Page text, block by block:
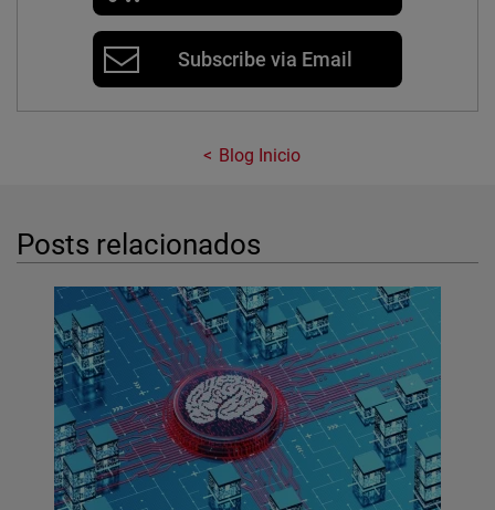
Subscribe via Email
Blog Inicio
Posts relacionados